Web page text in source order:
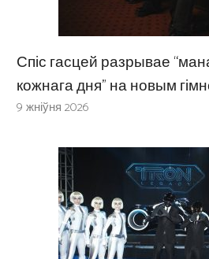
Спіс гасцей разрывае
кожнага дня” на новым
9 жніўня 2026